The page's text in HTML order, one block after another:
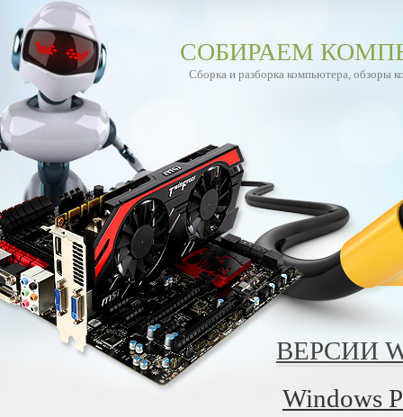
СОБИРАЕМ
Сборка и разборка компьютера, обзоры
ВЕРСИИ
Windows